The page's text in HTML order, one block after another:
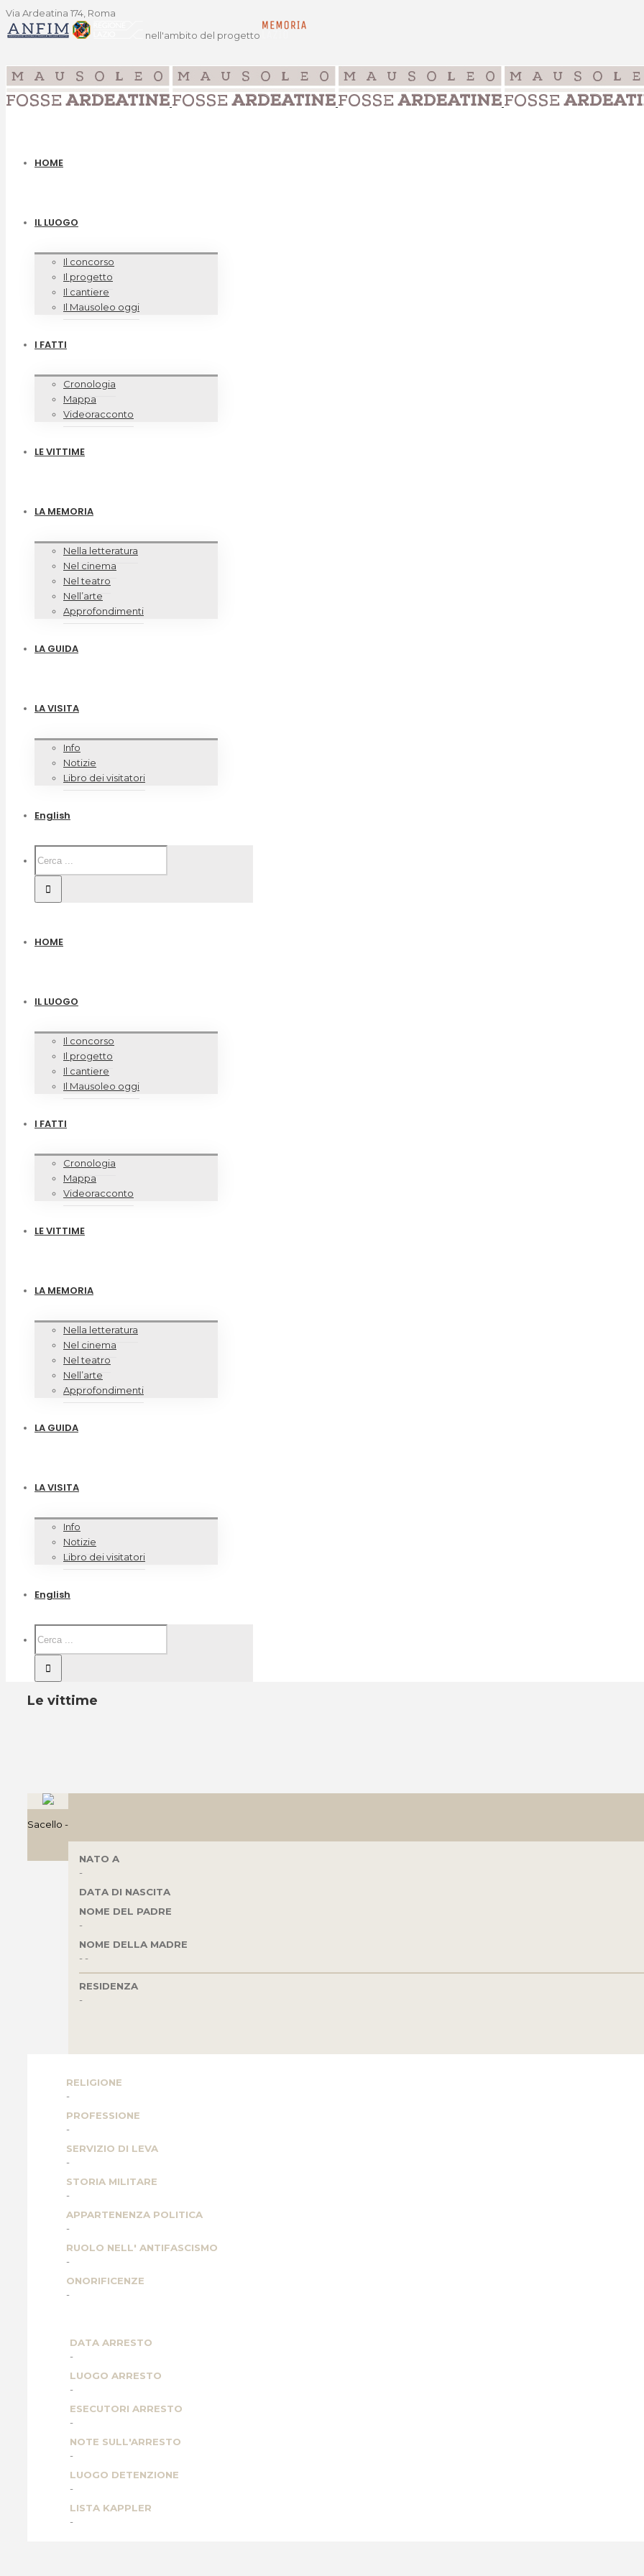
Via Ardeatina 174, Roma
nell'ambito del progetto
HOME
IL LUOGO
Il concorso
Il progetto
Il cantiere
Il Mausoleo oggi
I FATTI
Cronologia
Mappa
Videoracconto
LE VITTIME
LA MEMORIA
Nella letteratura
Nel cinema
Nel teatro
Nell’arte
Approfondimenti
LA GUIDA
LA VISITA
Info
Notizie
Libro dei visitatori
English
HOME
IL LUOGO
Il concorso
Il progetto
Il cantiere
Il Mausoleo oggi
I FATTI
Cronologia
Mappa
Videoracconto
LE VITTIME
LA MEMORIA
Nella letteratura
Nel cinema
Nel teatro
Nell’arte
Approfondimenti
LA GUIDA
LA VISITA
Info
Notizie
Libro dei visitatori
English
Le vittime
Sacello -
NATO A
-
DATA DI NASCITA
NOME DEL PADRE
-
NOME DELLA MADRE
- -
RESIDENZA
-
RELIGIONE
-
PROFESSIONE
-
SERVIZIO DI LEVA
-
STORIA MILITARE
-
APPARTENENZA POLITICA
-
RUOLO NELL' ANTIFASCISMO
-
ONORIFICENZE
-
DATA ARRESTO
-
LUOGO ARRESTO
-
ESECUTORI ARRESTO
-
NOTE SULL'ARRESTO
-
LUOGO DETENZIONE
-
LISTA KAPPLER
-